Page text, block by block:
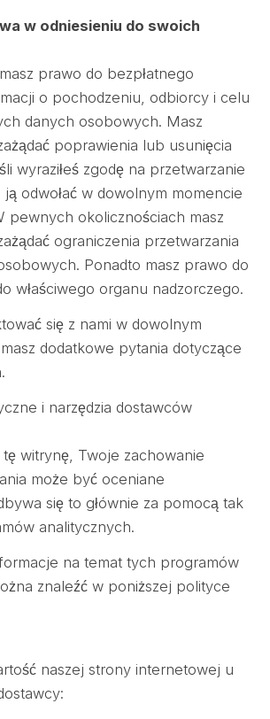
w odniesieniu do swoich
prawo do bezpłatnego
o pochodzeniu, odbiorcy i celu
danych osobowych. Masz
poprawienia lub usunięcia
wyraziłeś zgodę na przetwarzanie
odwołać w dowolnym momencie
pewnych okolicznościach masz
ograniczenia przetwarzania
Ponadto masz prawo do
właściwego organu nadzorczego.
się z nami w dowolnym
dodatkowe pytania dotyczące
i narzędzia dostawców
tę witrynę, Twoje zachowanie
może być oceniane
się to głównie za pomocą tak
analitycznych.
na temat tych programów
znaleźć w poniższej polityce
naszej strony internetowej u